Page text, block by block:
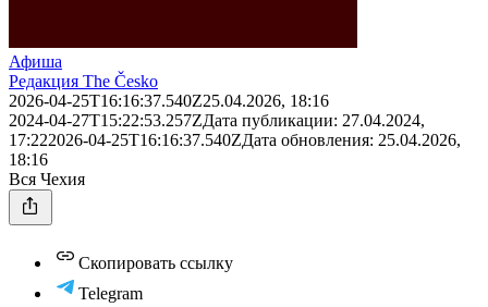
Афиша
Редакция The Česko
2026-04-25T16:16:37.540Z25.04.2026, 18:16
2024-04-27T15:22:53.257ZДата публикации: 27.04.2024,
17:222026-04-25T16:16:37.540ZДата обновления: 25.04.2026,
18:16
Вся Чехия
Скопировать ссылку
Telegram